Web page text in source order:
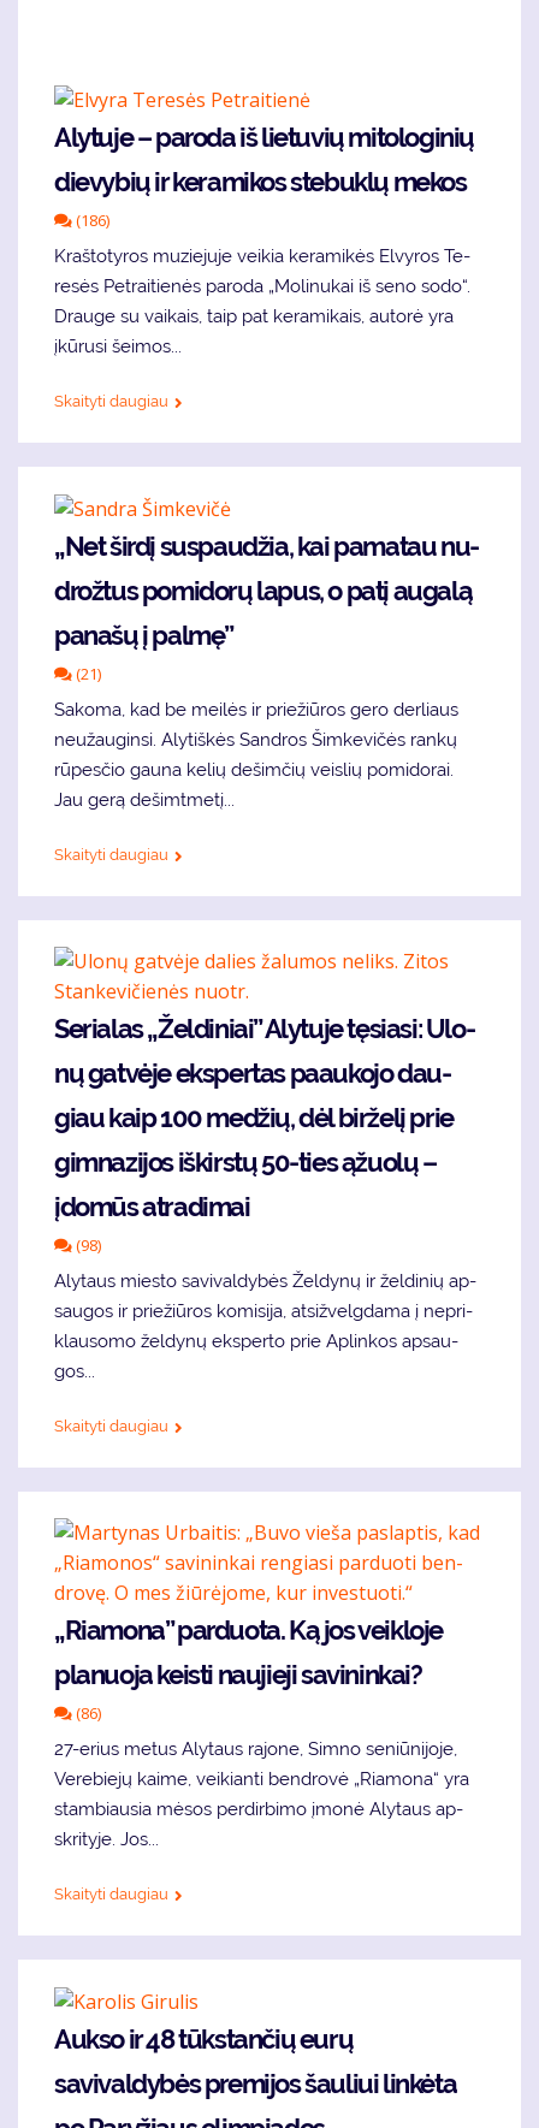
Aly­tu­je – pa­ro­da iš lie­tu­vių mi­to­lo­gi­nių
die­vy­bių ir ke­ra­mi­kos ste­buk­lų me­kos
(186)
Kraš­to­ty­ros mu­zie­ju­je vei­kia ke­ra­mi­kės El­vy­ros Te­
re­sės Pet­rai­tie­nės pa­ro­da „Mo­li­nu­kai iš se­no so­do“.
Drau­ge su vai­kais, taip pat ke­ra­mi­kais, au­to­rė yra
įkū­ru­si šei­mos...
Skaityti daugiau
„Net šir­dį su­spau­džia, kai pa­ma­tau nu­
drož­tus po­mi­do­rų la­pus, o pa­tį au­ga­lą
pa­na­šų į pal­mę”
(21)
Sa­ko­ma, kad be mei­lės ir prie­žiū­ros ge­ro der­liaus
ne­už­au­gin­si. Aly­tiš­kės San­dros Šimke­vi­čės ran­kų
rū­pes­čio gau­na ke­lių de­šim­čių veis­lių po­mi­do­rai.
Jau ge­rą de­šimt­me­tį...
Skaityti daugiau
Se­ria­las „Žel­di­niai” Aly­tu­je tę­sia­si: Ulo­
nų gat­vė­je eks­per­tas pa­au­ko­jo dau­
giau kaip 100 me­džių, dėl bir­že­lį prie
gim­na­zi­jos iš­kirs­tų 50-ties ąžuo­lų –
įdo­mūs at­ra­di­mai
(98)
Aly­taus mies­to sa­vi­val­dy­bės Žel­dy­nų ir žel­di­nių ap­
sau­gos ir prie­žiū­ros ko­mi­si­ja, at­si­žvelg­da­ma į ne­pri­
klau­so­mo žel­dy­nų eks­per­to prie Ap­lin­kos ap­sau­
gos...
Skaityti daugiau
„Ria­mo­na” par­duo­ta. Ką jos veik­lo­je
pla­nuo­ja keis­ti nau­jie­ji sa­vi­nin­kai?
(86)
27-erius me­tus Aly­taus ra­jo­ne, Sim­no se­niū­ni­jo­je,
Ve­re­bie­jų kai­me, vei­kian­ti ben­dro­vė „Ria­mo­na“ yra
stam­biau­sia mė­sos per­dir­bi­mo įmo­nė Aly­taus ap­
skri­ty­je. Jos...
Skaityti daugiau
Aukso ir 48 tūkstančių eurų
savivaldybės premijos šauliui linkėta